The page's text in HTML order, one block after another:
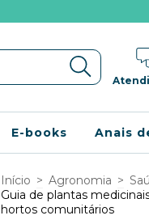
E-books Anais
Início > Agronomia >
Guia de plantas
hortos comunitários